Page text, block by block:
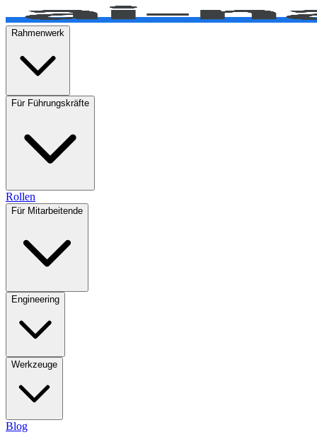
Rahmenwerk
Für Führungskräfte
Rollen
Für Mitarbeitende
Engineering
Werkzeuge
Blog